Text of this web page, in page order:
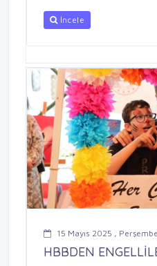
İncele
15 Mayıs 2025 ,
HBBDEN